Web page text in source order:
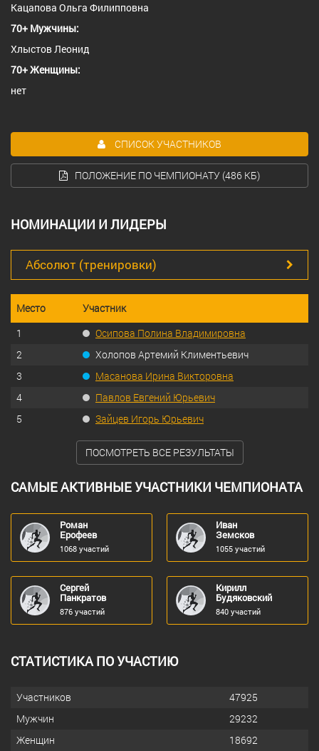
Кацапова Ольга Филипповна
70+ Мужчины:
Хлыстов Леонид
70+ Женщины:
нет
СПИСОК УЧАСТНИКОВ
ПОЛОЖЕНИЕ ПО ЧЕМПИОНАТУ (486 КБ)
НОМИНАЦИИ И ЛИДЕРЫ
Абсолют (тренировки)
Место
Участник
1
Осипова Полина Владимировна
2
Холопов Артемий Климентьевич
3
Масанова Ирина Викторовна
4
Павлов Евгений Юрьевич
5
Зайцев Игорь Юрьевич
ПОСМОТРЕТЬ ВСЕ РЕЗУЛЬТАТЫ
САМЫЕ АКТИВНЫЕ УЧАСТНИКИ ЧЕМПИОНАТА
Роман
Ерофеев
1068 участий
Иван
Земсков
1055 участий
Сергей
Панкратов
876 участий
Кирилл
Будяковский
840 участий
СТАТИСТИКА ПО УЧАСТИЮ
Участников
47925
Мужчин
29232
Женщин
18692